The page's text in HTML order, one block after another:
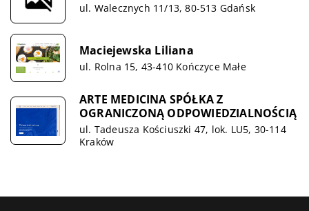
ul. Walecznych 11/13, 80-513 Gdańsk
Maciejewska Liliana
ul. Rolna 15, 43-410 Kończyce Małe
ARTE MEDICINA SPÓŁKA Z
OGRANICZONĄ ODPOWIEDZIALNOŚCIĄ
ul. Tadeusza Kościuszki 47, lok. LU5, 30-114
Kraków